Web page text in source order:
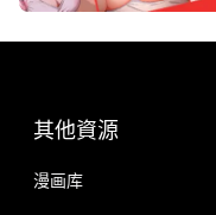
其他資源
漫画库